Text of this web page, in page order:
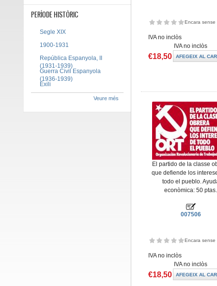
Encara sense
IVA no inclòs
IVA no inclòs
€18,50
El partido de la classe
que defiende los
todo el pueblo.
econòmica: 50 ptas.
007506
Encara sense
IVA no inclòs
IVA no inclòs
€18,50
PERÍODE HISTÒRIC
Segle XIX
1900-1931
República Espanyola, II
(1931-1939)
Guerra Civil Espanyola
(1936-1939)
Exili
Veure més